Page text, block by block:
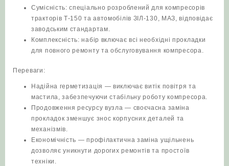
Сумісність: спеціально розроблений для компресорів
тракторів Т‑150 та автомобілів ЗІЛ‑130, МАЗ, відповідає
заводським стандартам.
Комплексність: набір включає всі необхідні прокладки
для повного ремонту та обслуговування компресора.
Переваги:
Надійна герметизація — виключає витік повітря та
мастила, забезпечуючи стабільну роботу компресора.
Продовження ресурсу вузла — своєчасна заміна
прокладок зменшує знос корпусних деталей та
механізмів.
Економічність — профілактична заміна ущільнень
дозволяє уникнути дорогих ремонтів та простоїв
техніки.